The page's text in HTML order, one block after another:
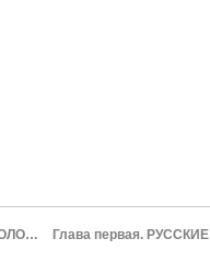
ГЕНЕРАЛ ГОЛОВИН И ЕГО КНИГА